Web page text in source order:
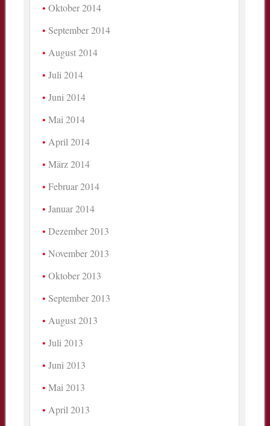
Oktober 2014
September 2014
August 2014
Juli 2014
Juni 2014
Mai 2014
April 2014
März 2014
Februar 2014
Januar 2014
Dezember 2013
November 2013
Oktober 2013
September 2013
August 2013
Juli 2013
Juni 2013
Mai 2013
April 2013